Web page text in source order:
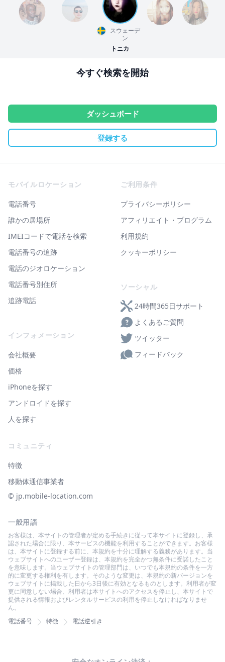
スウェーデ
ン
トニカ
今すぐ検索を開始
ダッシュボード
登録する
モバイルロケーション
電話番号
誰かの居場所
IMEIコードで電話を検索
電話番号の追跡
電話のジオロケーション
電話番号別住所
追跡電話
インフォメーション
会社概要
価格
iPhoneを探す
アンドロイドを探す
人を探す
ご利用条件
プライバシーポリシー
アフィリエイト・プログラム
利用規約
クッキーポリシー
ソーシャル
24時間365日サポート
よくあるご質問
ツイッター
フィードバック
コミュニティ
特徴
移動体通信事業者
© ‌jp.mobile-location.com
一般用語
お客様は、本サイトの管理者が定める手続きに従って本サイトに登録し、承
認された場合に限り、本サービスの機能を利用することができます。お客様
は、本サイトに登録する前に、本規約を十分に理解する義務があります。当
ウェブサイトへのユーザー登録は、本規約を完全かつ無条件に受諾したこと
を意味します。当ウェブサイトの管理部門は、いつでも本規約の条件を一方
的に変更する権利を有します。そのような変更は、本規約の新バージョンを
ウェブサイトに掲載した日から3日後に有効となるものとします。利用者が変
更に同意しない場合、利用者は本サイトへのアクセスを停止し、本サイトで
提供される情報およびレンタルサービスの利用を停止しなければなりませ
ん。
電話番号
特徴 電話逆引き